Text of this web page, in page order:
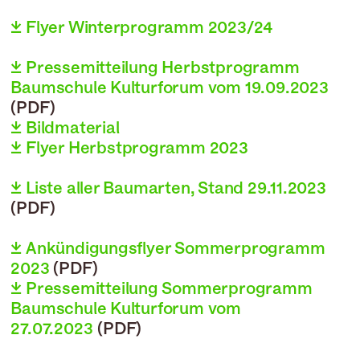
 Flyer Winterprogramm 2023/24
 Pressemitteilung Herbstprogramm
Baumschule Kulturforum vom 19.09.2023
(PDF)
 Bildmaterial
 Flyer Herbstprogramm 2023
 Liste aller Baumarten, Stand 29.11.2023
(PDF)
 Ankündigungsflyer Sommerprogramm
2023 (PDF)
 Pressemitteilung Sommerprogramm
Baumschule Kulturforum vom
27.07.2023 (PDF)